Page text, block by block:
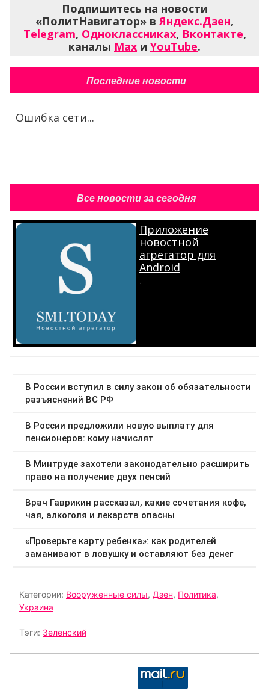
Подпишитесь на новости
«ПолитНавигатор» в Яндекс.Дзен,
Telegram, Одноклассниках, Вконтакте,
каналы Max и YouTube.
Последние новости
Ошибка сети...
Все новости за сегодня
Приложение
новостной
агрегатор для
Android
.
Категории: Вооруженные силы, Дзен, Политика,
Украина
Тэги: Зеленский